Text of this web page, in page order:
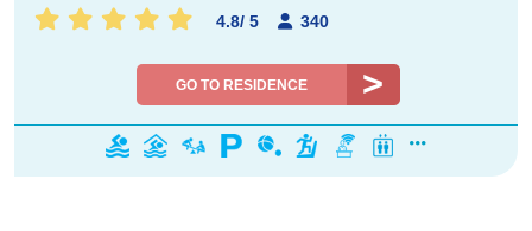
4.8/ 5 340
GO TO RESIDENCE